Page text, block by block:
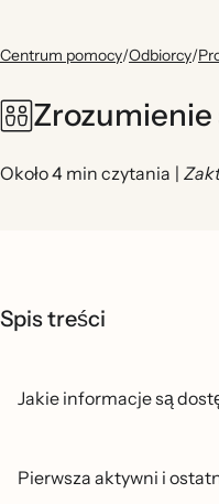
Centrum pomocy/Odbiorcy/
Około 4 min czytania |
Spis treści
Jakie informacje są
Pierwsza aktywni i